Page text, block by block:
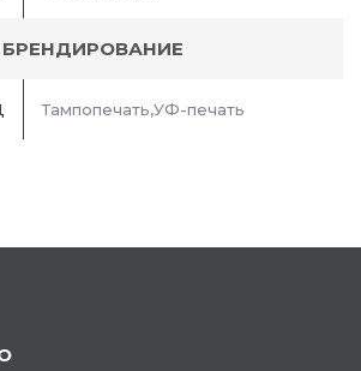
БРЕНДИРОВАНИЕ
Тампопечать,УФ-печать